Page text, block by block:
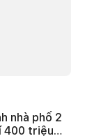
nhà phố 2
400 triệu